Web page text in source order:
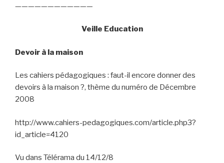
————————————
Veille Education
Devoir à la maison
Les cahiers pédagogiques : faut-il encore donner des
devoirs à la maison ?, thème du numéro de Décembre
2008
http://www.cahiers-pedagogiques.com/article.php3?
id_article=4120
Vu dans Télérama du 14/12/8